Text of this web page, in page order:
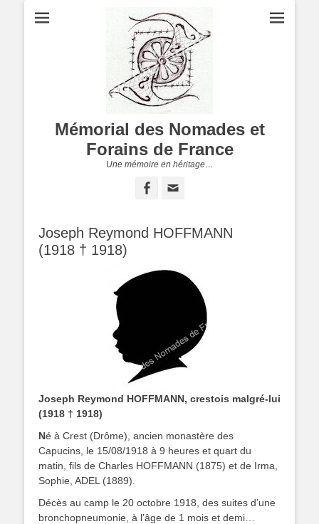
Mémorial des Nomades et
Forains de France
Une mémoire en héritage…
Facebook
Joseph Reymond HOFFMANN
(1918 † 1918)
Joseph Reymond HOFFMANN, crestois malgré-lui
(1918 † 1918)
Né à Crest (Drôme), ancien monastère des
Capucins, le 15/08/1918 à 9 heures et quart du
matin, fils de Charles HOFFMANN (1875) et de Irma,
Sophie, ADEL (1889).
Décès au camp le 20 octobre 1918, des suites d’une
bronchopneumonie, à l’âge de 1 mois et demi…